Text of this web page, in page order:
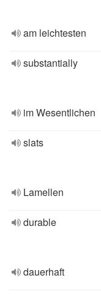
am leichtesten
substantially
im Wesentlichen
slats
Lamellen
durable
dauerhaft